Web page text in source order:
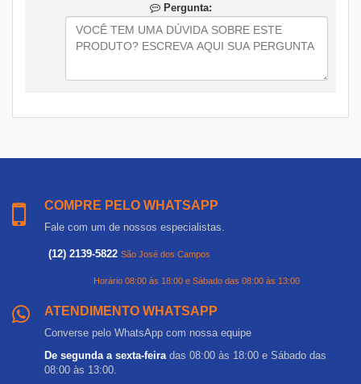
Pergunta:
COMPRE PELO WHATSAPP
Fale com um de nossos especialistas.
(12) 2139-5822 São José dos Campos
Horário 08:00 às 18:00 e Sábado das 08:00 às 13:00
ATENDIMENTO WHATSAPP
Converse pelo WhatsApp com nossa equipe
De segunda a sexta-feira das 08:00 às 18:00 e Sábado das
08:00 às 13:00.